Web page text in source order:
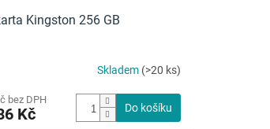
Kingston 256 GB
Skladem (>20 ks)
bez DPH
Kč Do košíku